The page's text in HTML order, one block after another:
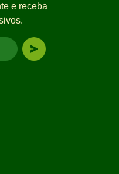
e receba